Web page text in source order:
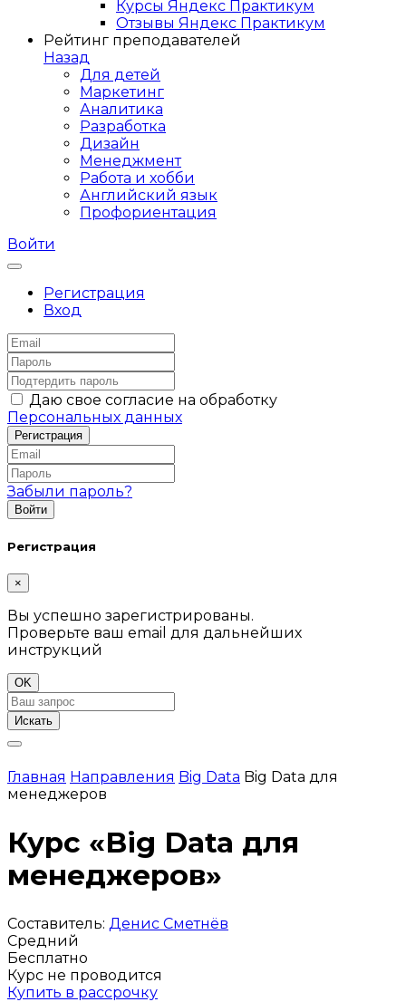
Курсы Яндекс Практикум
Отзывы Яндекс Практикум
Рейтинг преподавателей
Назад
Для детей
Маркетинг
Аналитика
Разработка
Дизайн
Менеджмент
Работа и хобби
Английский язык
Профориентация
Войти
Регистрация
Вход
Даю свое согласие на обработку
Персональных данных
Забыли пароль?
Регистрация
×
Вы успешно зарегистрированы.
Проверьте ваш email для дальнейших
инструкций
OK
Искать
Главная Направления Big Data Big Data для
менеджеров
Курс «Big Data для
менеджеров»
Составитель: Денис Сметнёв
Средний
Бесплатно
Курс не проводится
Купить в рассрочку